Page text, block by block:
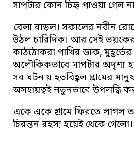
সাপটার কোন চিহ্ন পাওয়া গেল
বেলা বাড়ল। সকালের নবীন
উঠল চারিদিক। আর সেই
কাঠঠোকরা পাখির ডাক, মুহূর্তের
অলৌকিকভাবে সাপটার অদৃশ্য
সব ঘটনায় হতবিহ্বল গ্রামের
অসহায়ত্বই নতুনভাবে উপলব্ধি
একে একে গ্রামে ফিরতে লাগল
চিরন্তন রহস্য হয়েই থেকে গেলো।